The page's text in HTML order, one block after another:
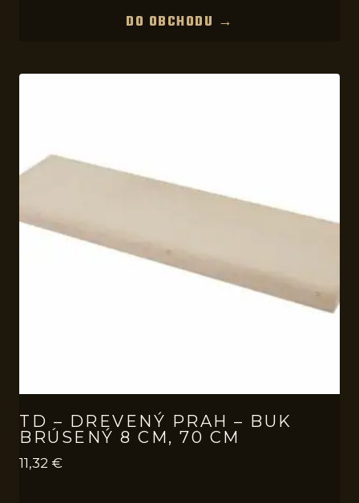
DO OBCHODU →
TD – DREVENÝ PRAH – BUK
BRÚSENÝ 8 CM, 70 CM
11,32 €